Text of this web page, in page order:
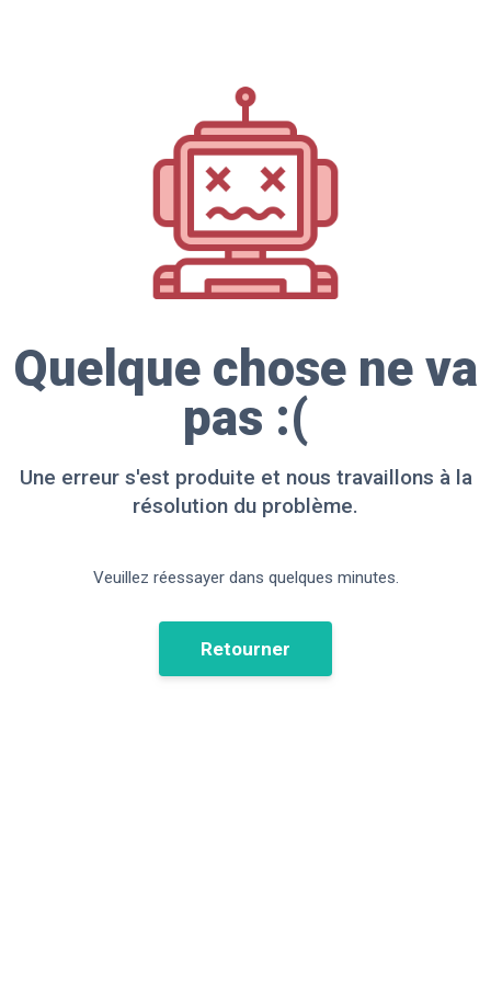
Quelque chose ne va
pas :(
Une erreur s'est produite et nous travaillons à la
résolution du problème.
Veuillez réessayer dans quelques minutes.
Retourner